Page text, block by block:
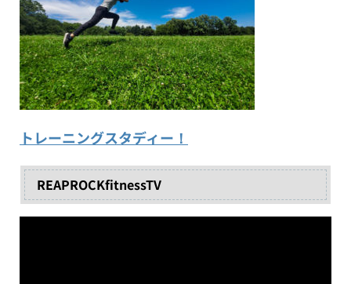
トレーニングスタディー！
REAPROCKfitnessTV